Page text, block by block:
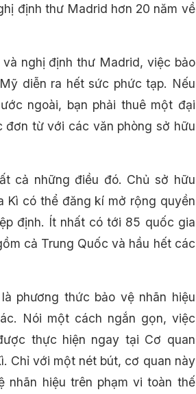
định thư Madrid hơn 20 năm về
nghị định thư Madrid, việc bảo
diễn ra hết sức phức tạp. Nếu
ngoài, bạn phải thuê một đại
từ với các văn phòng sở hữu
cả những điều đó. Chủ sở hữu
Kì có thể đăng kí mở rộng quyền
định. Ít nhất có tới 85 quốc gia
cả Trung Quốc và hầu hết các
phương thức bảo vệ nhãn hiệu
Nói một cách ngắn gọn, việc
thực hiện ngay tại Cơ quan
Chỉ với một nét bút, cơ quan này
nhãn hiệu trên phạm vi toàn thế